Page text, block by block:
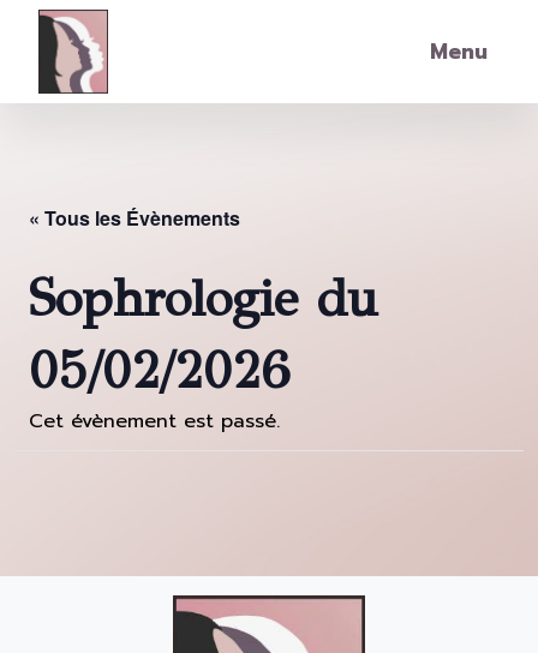
Skip to main content
Menu
« Tous les Évènements
Sophrologie du
05/02/2026
Cet évènement est passé.